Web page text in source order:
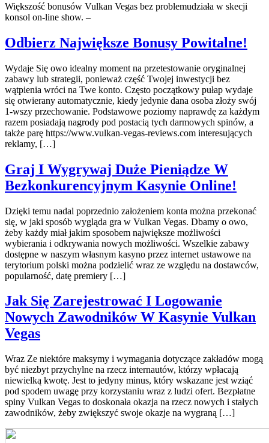
Większość bonusów Vulkan Vegas bez problemudziała w skecji
konsol on-line show. –
Odbierz Największe Bonusy Powitalne!
Wydaje Się owo idealny moment na przetestowanie oryginalnej
zabawy lub strategii, ponieważ część Twojej inwestycji bez
wątpienia wróci na Twe konto. Często początkowy pułap wydaje
się otwierany automatycznie, kiedy jedynie dana osoba złoży swój
1-wszy przechowanie. Podstawowe poziomy naprawdę za każdym
razem posiadają nagrody pod postacią tych darmowych spinów, a
także parę https://www.vulkan-vegas-reviews.com interesujących
reklamy, […]
Graj I Wygrywaj Duże Pieniądze W
Bezkonkurencyjnym Kasynie Online!
Dzięki temu nadal poprzednio założeniem konta można przekonać
się, w jaki sposób wygląda gra w Vulkan Vegas. Dbamy o owo,
żeby każdy miał jakim sposobem największe możliwości
wybierania i odkrywania nowych możliwości. Wszelkie zabawy
dostępne w naszym własnym kasyno przez internet ustawowe na
terytorium polski można podzielić wraz ze względu na dostawców,
popularność, datę premiery […]
Jak Się Zarejestrować I Logowanie
Nowych Zawodników W Kasynie Vulkan
Vegas
Wraz Ze niektóre maksymy i wymagania dotyczące zakładów mogą
być niezbyt przychylne na rzecz internautów, którzy wpłacają
niewielką kwotę. Jest to jedyny minus, który wskazane jest wziąć
pod spodem uwagę przy korzystaniu wraz z ludzi ofert. Bezpłatne
spiny Vulkan Vegas to doskonała okazja na rzecz nowych i stałych
zawodników, żeby zwiększyć swoje okazje na wygraną […]